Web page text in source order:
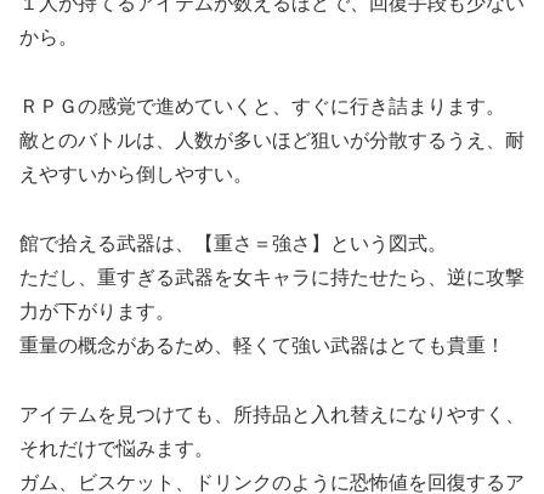
から。
ＲＰＧの感覚で進めていくと、すぐに行き詰まります。
敵とのバトルは、人数が多いほど狙いが分散するうえ、耐
えやすいから倒しやすい。
館で拾える武器は、【重さ＝強さ】という図式。
ただし、重すぎる武器を女キャラに持たせたら、逆に攻撃
力が下がります。
重量の概念があるため、軽くて強い武器はとても貴重！
アイテムを見つけても、所持品と入れ替えになりやすく、
それだけで悩みます。
ガム、ビスケット、ドリンクのように恐怖値を回復するア